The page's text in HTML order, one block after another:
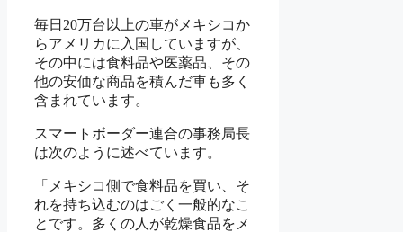
毎日20万台以上の車がメキシコか
らアメリカに入国していますが、
その中には食料品や医薬品、その
他の安価な商品を積んだ車も多く
含まれています。
スマートボーダー連合の事務局長
は次のように述べています。
「メキシコ側で食料品を買い、そ
れを持ち込むのはごく一般的なこ
とです。多くの人が乾燥食品をメ